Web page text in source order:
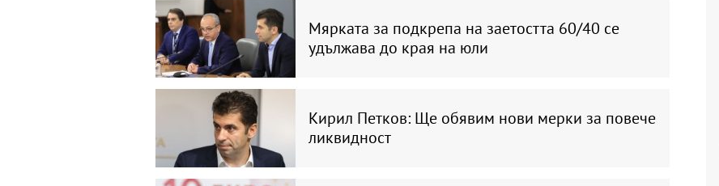
Мярката за подкрепа на заетостта 60/40 се
удължава до края на юли
Кирил Петков: Ще обявим нови мерки за повече
ликвидност